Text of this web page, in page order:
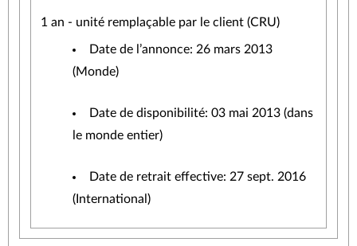
1 an - unité remplaçable par le client (CRU)
Date de l’annonce: 26 mars 2013
(Monde)
Date de disponibilité: 03 mai 2013 (dans
le monde entier)
Date de retrait effective: 27 sept. 2016
(International)